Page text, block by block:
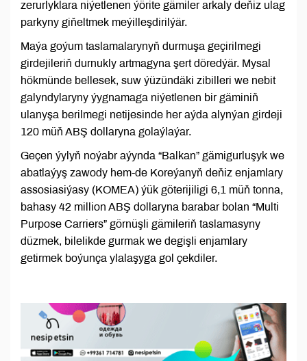
zerurlyklara niýetlenen ýörite gämiler arkaly deňiz ulag
parkyny giňeltmek meýilleşdirilýär.
Maýa goýum taslamalarynyň durmuşa geçirilmegi
girdejileriň durnukly artmagyna şert döredýär. Mysal
hökmünde bellesek, suw ýüzündäki zibilleri we nebit
galyndylaryny ýygnamaga niýetlenen bir gäminiň
ulanyşa berilmegi netijesinde her aýda alynýan girdeji
120 müň ABŞ dollaryna golaýlaýar.
Geçen ýylyň noýabr aýynda “Balkan” gämigurluşyk we
abatlaýyş zawody hem-de Koreýanyň deňiz enjamlary
assosiasiýasy (KOMEA) ýük göterijiligi 6,1 müň tonna,
bahasy 42 million ABŞ dollaryna barabar bolan “Multi
Purpose Carriers” görnüşli gämileriň taslamasyny
düzmek, bilelikde gurmak we degişli enjamlary
getirmek boýunça ylalaşyga gol çekdiler.